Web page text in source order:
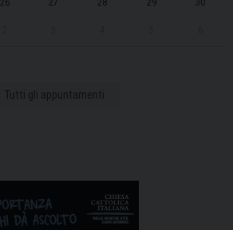
26 27 28 29 30
Tutti gli appuntamenti